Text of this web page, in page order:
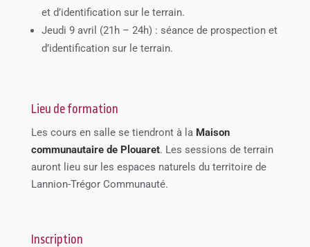
et d’identification sur le terrain.
Jeudi 9 avril (21h – 24h) : séance de prospection et
d’identification sur le terrain.
Lieu de formation
Les cours en salle se tiendront à la Maison
communautaire de Plouaret. Les sessions de terrain
auront lieu sur les espaces naturels du territoire de
Lannion-Trégor Communauté.
Inscription